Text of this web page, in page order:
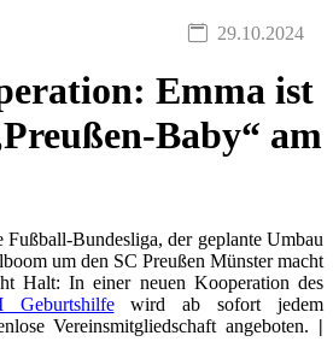
29.10.2024
Emma ist
Baby“ am
Bundesliga, der geplante Umbau
um den SC Preußen Münster macht
Halt: In einer neuen Kooperation des
Geburtshilfewird ab sofort jedem
Vereinsmitgliedschaft angeboten. |